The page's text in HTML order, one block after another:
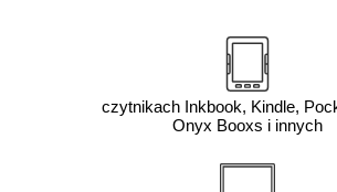
czytnikach Inkbook, Kindle,
Onyx Booxs i innych